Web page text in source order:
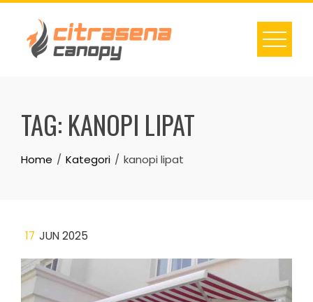
Skip
content
TAG: KANOPI LIPAT
Home Kategori kanopi lipat
17 JUN 2025